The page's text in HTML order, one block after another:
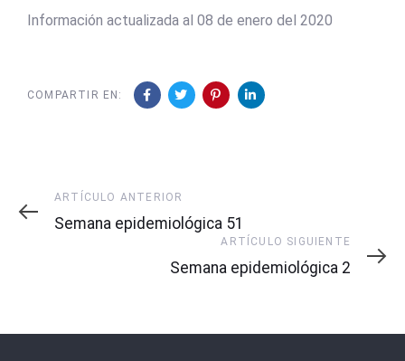
Información actualizada al 08 de enero del 2020
COMPARTIR EN:
Artículo
Anterior
ARTÍCULO ANTERIOR
Semana epidemiológica 51
Artículo
Siguiente
ARTÍCULO SIGUIENTE
Semana epidemiológica 2